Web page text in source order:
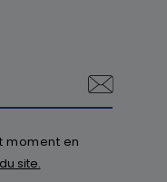
moment en
site.